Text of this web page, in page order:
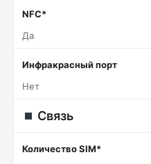
NFC*
Да
Инфракрасный порт
Нет
Связь
Количество SIM*